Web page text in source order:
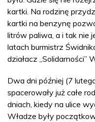
kartki. Na rodzinę
kartki na benzynę
litrów paliwa, a i tak nie
latach burmistrz
działacz „Solidarności”
Dwa dni później (7
spacerowały już całe
dniach, kiedy na ulice
Władze były